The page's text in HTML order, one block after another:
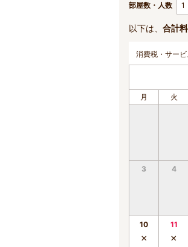
部屋数・人数
以下は、 合計
消費税・サー
月 火
3 4
10
×
11
×